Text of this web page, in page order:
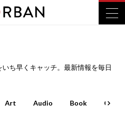
ち早くキャッチ。最新情報を毎日
Art Audio Book